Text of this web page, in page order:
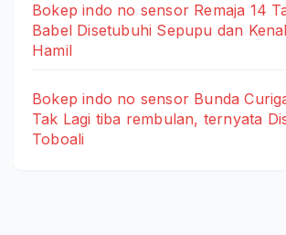
Bokep indo no sensor Remaja 14
Babel Disetubuhi Sepupu dan
Hamil
Bokep indo no sensor Bunda
Tak Lagi tiba rembulan, ternyata
Toboali